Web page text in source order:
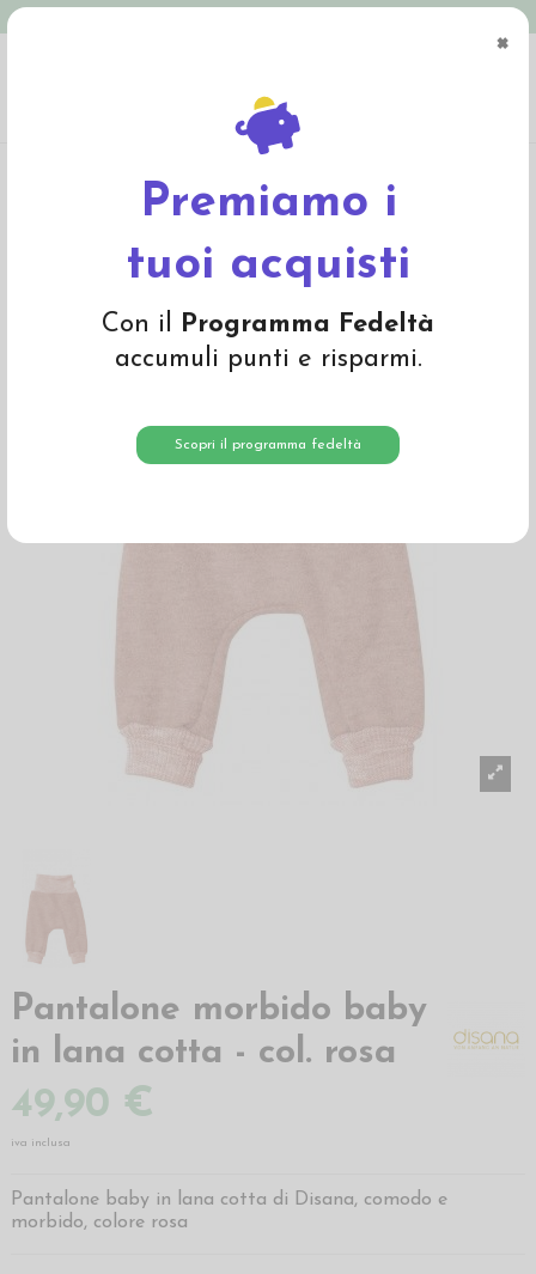
×
Premiamo i
tuoi acquisti
Con il Programma Fedeltà
accumuli punti e risparmi.
Scopri il programma fedeltà
baby in lana cotta - col. rosa
Pantalone morbido baby
in lana cotta - col. rosa
49,90 €
iva inclusa
Pantalone baby in lana cotta di Disana, comodo e
morbido, colore rosa